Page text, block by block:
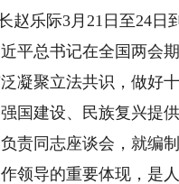
乐际3月21日至24日
平总书记在全国两会
凝聚立法共识，做好
国建设、民族复兴提供
同志座谈会，就编
领导的重要体现，是